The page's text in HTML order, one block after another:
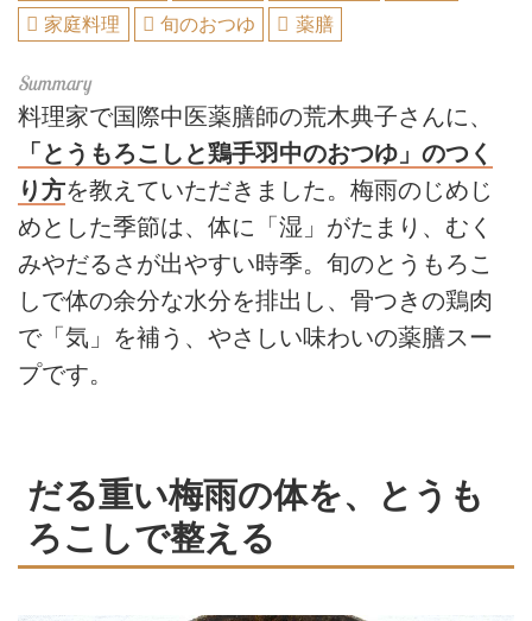
家庭料理
旬のおつゆ 薬膳
料理家で国際中医薬膳師の荒木典子さんに、
「とうもろこしと鶏手羽中のおつゆ」のつく
り方を教えていただきました。梅雨のじめじ
めとした季節は、体に「湿」がたまり、むく
みやだるさが出やすい時季。旬のとうもろこ
しで体の余分な水分を排出し、骨つきの鶏肉
で「気」を補う、やさしい味わいの薬膳スー
プです。
だる重い梅雨の体を、とうも
ろこしで整える